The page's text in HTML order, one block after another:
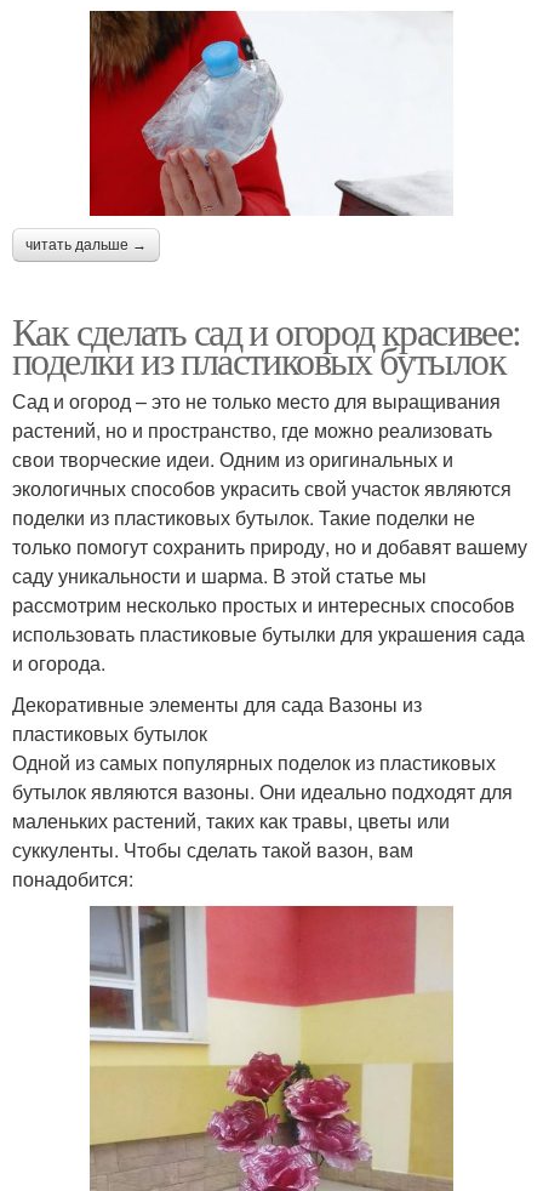
читать дальше →
Как сделать сад и огород красивее:
поделки из пластиковых бутылок
Сад и огород – это не только место для выращивания
растений, но и пространство, где можно реализовать
свои творческие идеи. Одним из оригинальных и
экологичных способов украсить свой участок являются
поделки из пластиковых бутылок. Такие поделки не
только помогут сохранить природу, но и добавят вашему
саду уникальности и шарма. В этой статье мы
рассмотрим несколько простых и интересных способов
использовать пластиковые бутылки для украшения сада
и огорода.
Декоративные элементы для сада Вазоны из
пластиковых бутылок
Одной из самых популярных поделок из пластиковых
бутылок являются вазоны. Они идеально подходят для
маленьких растений, таких как травы, цветы или
суккуленты. Чтобы сделать такой вазон, вам
понадобится: